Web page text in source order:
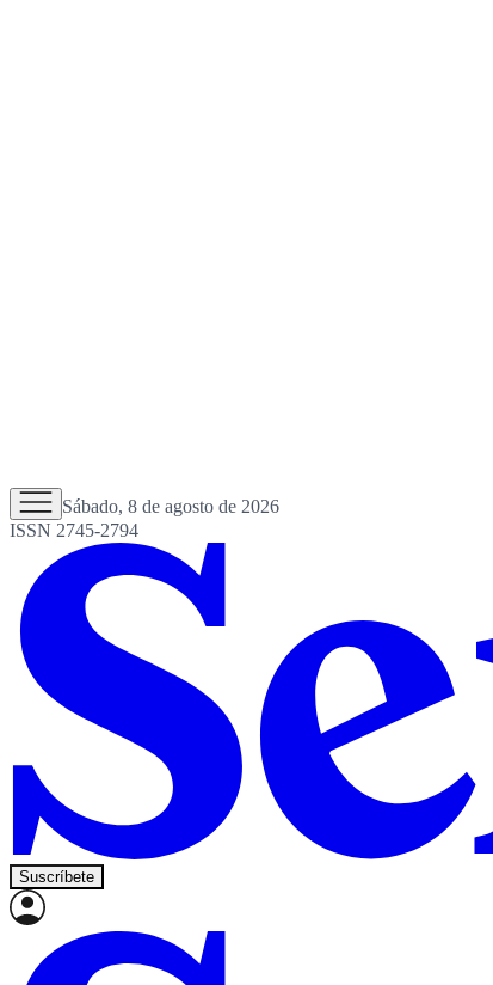
Sábado, 8 de agosto de 2026
ISSN 2745-2794
Suscríbete